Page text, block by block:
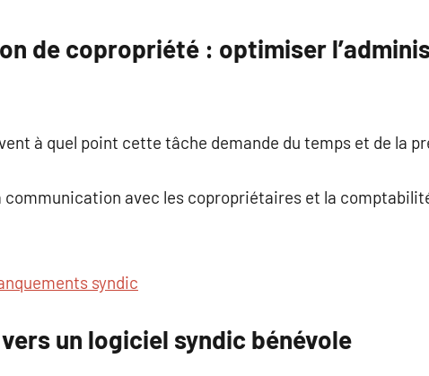
de copropriété : optimiser
à quel point cette tâche demande du temps et de la
communication avec les copropriétaires et la
syndic
un logiciel syndic bénévole